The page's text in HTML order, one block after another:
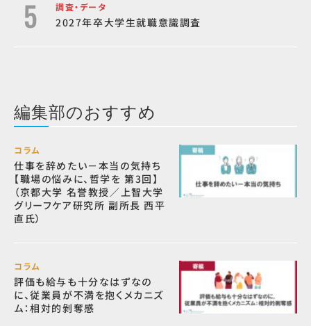
調査・データ
2027年卒大学生就職意識調査
編集部のおすすめ
コラム
仕事を辞めたい－本当の気持ち
【職場の悩みに、哲学を 第3回】
（京都大学 名誉教授／上智大学
グリーフケア研究所 副所長 西平
直氏）
コラム
評価も給与も十分なはずなの
に、従業員が不満を抱くメカニズ
ム：相対的剝奪感